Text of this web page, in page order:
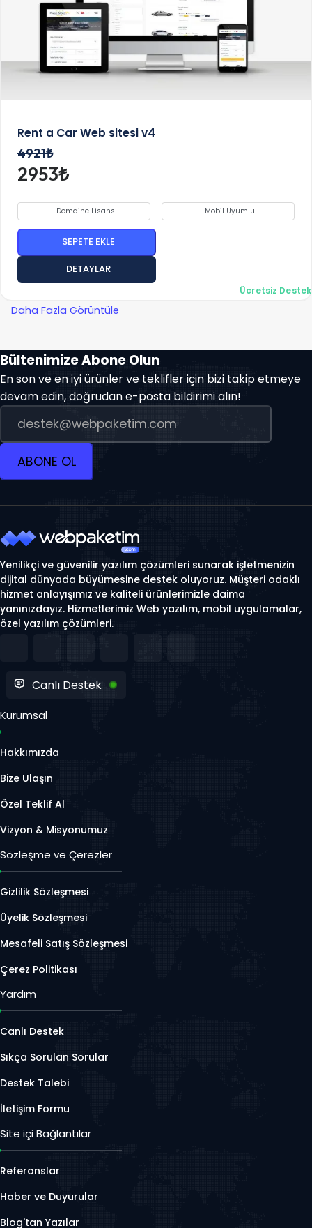
Rent a Car Web sitesi v4
4921₺
2953₺
Ücretsiz Destek
Domaine Lisans Mobil Uyumlu
SEPETE EKLE
DETAYLAR
Daha Fazla Görüntüle
Bültenimize Abone Olun
En son ve en iyi ürünler ve teklifler için bizi takip etmeye
devam edin, doğrudan e-posta bildirimi alın!
ABONE OL
Yenilikçi ve güvenilir yazılım çözümleri sunarak işletmenizin
dijital dünyada büyümesine destek oluyoruz. Müşteri odaklı
hizmet anlayışımız ve kaliteli ürünlerimizle daima
yanınızdayız. Hizmetlerimiz Web yazılım, mobil uygulamalar,
özel yazılım çözümleri.
Canlı Destek
Kurumsal
Hakkımızda
Bize Ulaşın
Özel Teklif Al
Vizyon & Misyonumuz
Sözleşme ve Çerezler
Gizlilik Sözleşmesi
Üyelik Sözleşmesi
Mesafeli Satış Sözleşmesi
Çerez Politikası
Yardım
Canlı Destek
Sıkça Sorulan Sorular
Destek Talebi
İletişim Formu
Site içi Bağlantılar
Referanslar
Haber ve Duyurular
Blog'tan Yazılar